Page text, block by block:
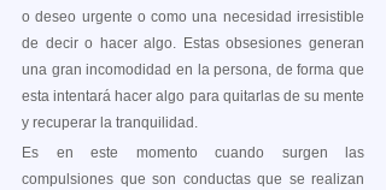
o deseo urgente o como una necesidad irresistible
de decir o hacer algo. Estas obsesiones generan
una gran incomodidad en la persona, de forma que
esta intentará hacer algo para quitarlas de su mente
y recuperar la tranquilidad.
Es en este momento cuando surgen las
compulsiones que son conductas que se realizan